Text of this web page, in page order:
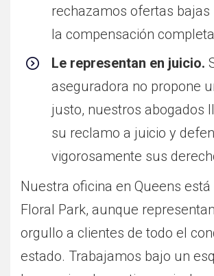
rechazamos ofertas
la compensación
Le representan en juicio.
aseguradora no propone
justo, nuestros abogados
su reclamo a juicio y
vigorosamente sus
Nuestra oficina en Queens
Floral Park, aunque
orgullo a clientes de todo el
estado. Trabajamos bajo un